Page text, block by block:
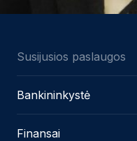
Susijusios paslaugos
Bankininkystė
Finansai